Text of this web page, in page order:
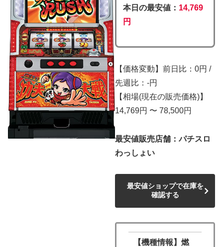
本日の最安値： 14,769
円
【価格変動】前日比：0円 /
先週比：-円
【相場(現在の販売価格)】
14,769円 〜 78,500円
最安値販売店舗：パチスロ
わっしょい
最安値ショップで在庫を
確認する
【機種情報】燃